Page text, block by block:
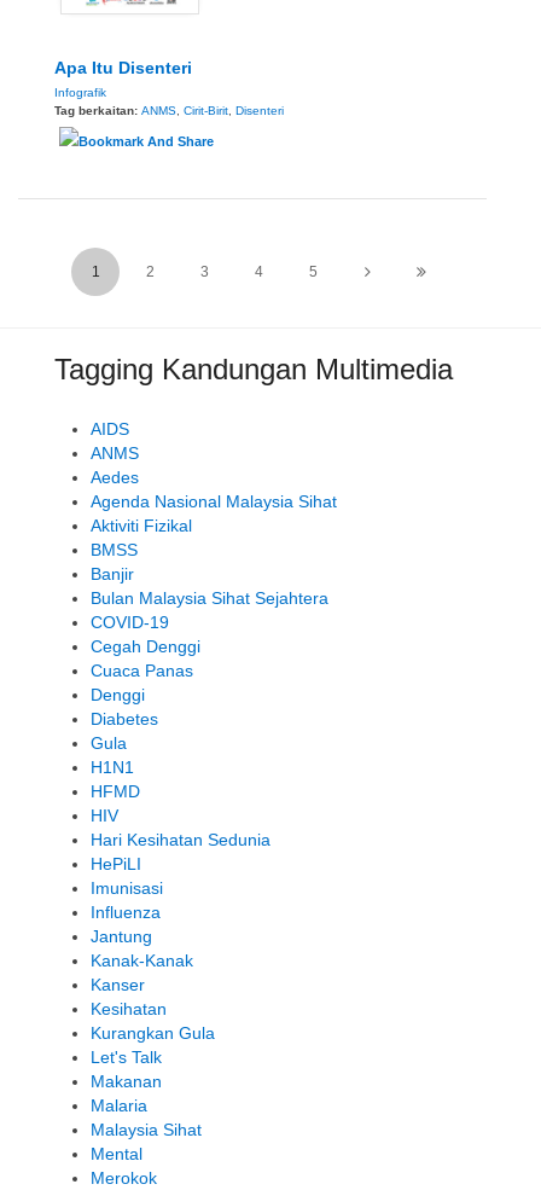
Apa Itu Disenteri
Infografik
Tag berkaitan: ANMS Cirit-Birit Disenteri
1 2 3 4 5
Tagging Kandungan Multimedia
AIDS
ANMS
Aedes
Agenda Nasional Malaysia Sihat
Aktiviti Fizikal
BMSS
Banjir
Bulan Malaysia Sihat Sejahtera
COVID-19
Cegah Denggi
Cuaca Panas
Denggi
Diabetes
Gula
H1N1
HFMD
HIV
Hari Kesihatan Sedunia
HePiLI
Imunisasi
Influenza
Jantung
Kanak-Kanak
Kanser
Kesihatan
Kurangkan Gula
Let's Talk
Makanan
Malaria
Malaysia Sihat
Mental
Merokok